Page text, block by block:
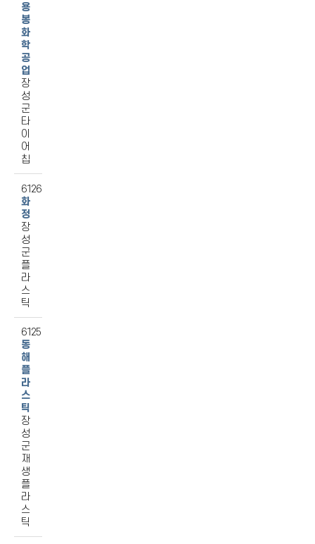
용
봉
화
학
공
업
장
성
군
타
이
어
칩
6126
화
정
장
성
군
플
라
스
틱
6125
동
해
플
라
스
틱
장
성
군
재
생
플
라
스
틱